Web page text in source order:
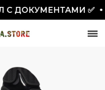
ДОКУМЕНТАМИ ✅